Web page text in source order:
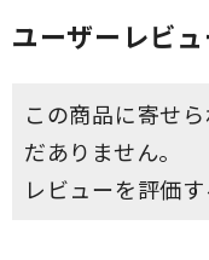
ユーザーレビュ
この商品に寄せ
だありません。
レビューを評価